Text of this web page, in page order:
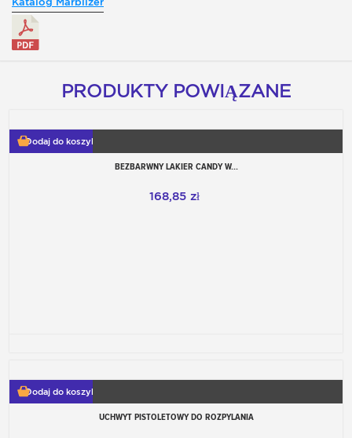
PRODUKTY POWIĄZANE
Dodaj do koszyka
BEZBARWNY LAKIER CANDY W...
168,85 zł
Dodaj do koszyka
UCHWYT PISTOLETOWY DO ROZPYLANIA